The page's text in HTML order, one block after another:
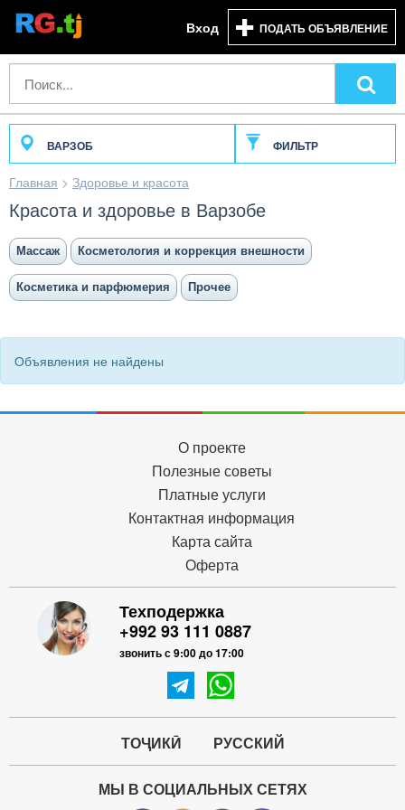
Вход ПОДАТЬ ОБЪЯВЛЕНИЕ
ВАРЗОБ ФИЛЬТР
Главная > Здоровье и красота
Красота и здоровье в Варзобе
Массаж Косметология и коррекция внешности
Косметика и парфюмерия Прочее
Объявления не найдены
О проекте
Полезные советы
Платные услуги
Контактная информация
Карта сайта
Оферта
Техподержка
+992 93 111 0887
звонить с 9:00 до 17:00
ТОҶИКӢ РУССКИЙ
МЫ В СОЦИАЛЬНЫХ СЕТЯХ